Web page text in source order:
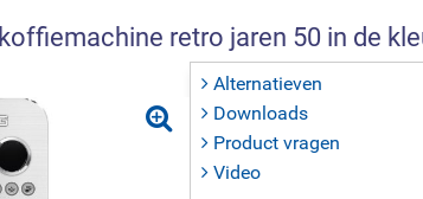
koffiemachine retro jaren 50 in de
Alternatieven
Downloads
Product vragen
Video